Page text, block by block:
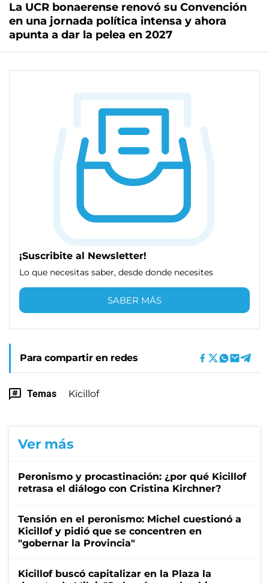
La UCR bonaerense renovó su Convención
en una jornada política intensa y ahora
apunta a dar la pelea en 2027
¡Suscribite al Newsletter!
Lo que necesitas saber, desde donde necesites
SABER MÁS
Para compartir en redes
Temas Kicillof
Ver más
Peronismo y procastinación: ¿por qué Kicillof
retrasa el diálogo con Cristina Kirchner?
Tensión en el peronismo: Michel cuestionó a
Kicillof y pidió que se concentren en
"gobernar la Provincia"
Kicillof buscó capitalizar en la Plaza la